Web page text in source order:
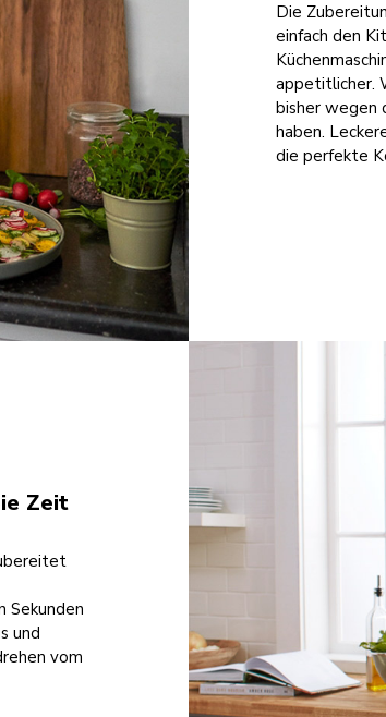
Die
einfach den
appetitlicher.
bisher wegen
haben.
die perfekte
Zeit
Sekunden
und
vom